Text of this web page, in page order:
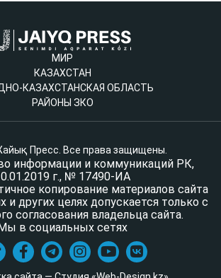
МИР
КАЗАХСТАН
КАЗАХСТАНСКАЯ ОБЛАСТЬ
РАЙОНЫ ЗКО
Пресс. Все права защищены.
информации и коммуникаций РК,
г., № 17490-ИА
копирование материалов сайта
и других целях допускается только с
согласования владельца сайта.
в социальных сетях